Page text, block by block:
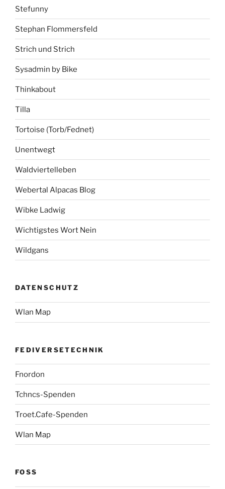
Stefunny
Stephan Flommersfeld
Strich und Strich
Sysadmin by Bike
Thinkabout
Tilla
Tortoise (Torb/Fednet)
Unentwegt
Waldviertelleben
Webertal Alpacas Blog
Wibke Ladwig
Wichtigstes Wort Nein
Wildgans
DATENSCHUTZ
Wlan Map
FEDIVERSETECHNIK
Fnordon
Tchncs-Spenden
Troet.Cafe-Spenden
Wlan Map
FOSS